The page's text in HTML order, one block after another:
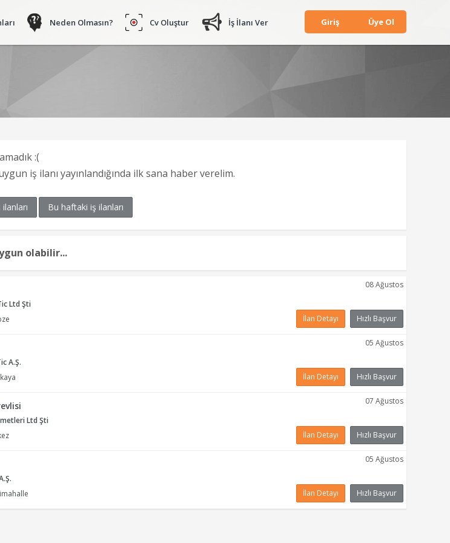
Neden Olmasın? Cv Oluştur İş İlanı Ver Giriş Üye Ol
:(
iş ilanı yayınlandığında ilk sana haber verelim.
Bu haftaki iş ilanları
olabilir...
İlan Detayı Hızlı Başvur
08 Ağustos
Ltd Şti
İlan Detayı Hızlı Başvur
05 Ağustos
A.Ş.
İlan Detayı Hızlı Başvur
07 Ağustos
Ltd Şti
İlan Detayı Hızlı Başvur
05 Ağustos